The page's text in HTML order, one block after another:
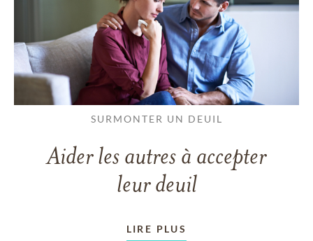
SURMONTER UN DEUIL
Aider les autres à accepter
leur deuil
LIRE PLUS